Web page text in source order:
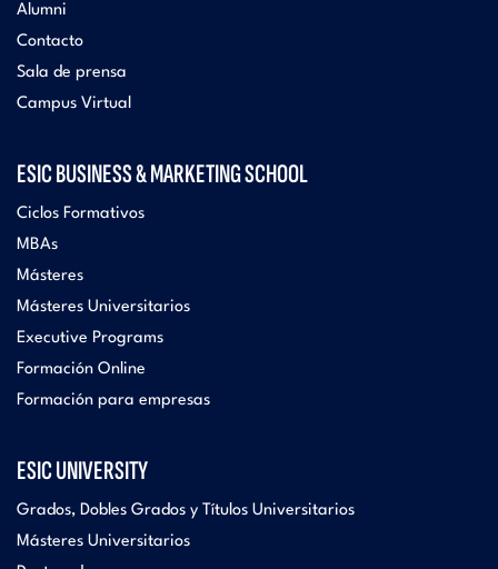
Alumni
Contacto
Sala de prensa
Campus Virtual
ESIC BUSINESS & MARKETING SCHOOL
Ciclos Formativos
MBAs
Másteres
Másteres Universitarios
Executive Programs
Formación Online
Formación para empresas
ESIC UNIVERSITY
Grados, Dobles Grados y Títulos Universitarios
Másteres Universitarios